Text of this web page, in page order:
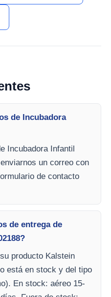
de Incubadora
Incubadora Infantil
un correo con
de contacto
de entrega de
producto Kalstein
está en stock y del tipo
En stock: aéreo 15-